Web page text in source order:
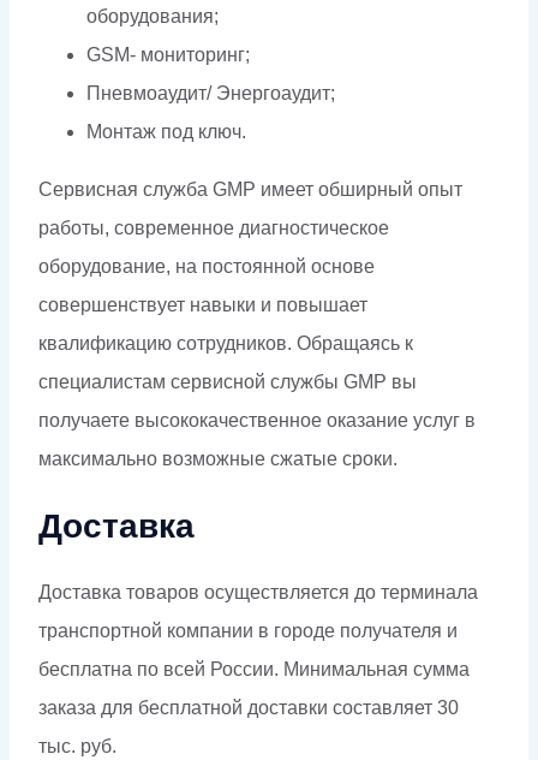
оборудования;
GSM- мониторинг;
Пневмоаудит/ Энергоаудит;
Монтаж под ключ.
Сервисная служба GMP имеет обширный опыт
работы, современное диагностическое
оборудование, на постоянной основе
совершенствует навыки и повышает
квалификацию сотрудников. Обращаясь к
специалистам сервисной службы GMP вы
получаете высококачественное оказание услуг в
максимально возможные сжатые сроки.
Доставка
Доставка товаров осуществляется до терминала
транспортной компании в городе получателя и
бесплатна по всей России. Минимальная сумма
заказа для бесплатной доставки составляет 30
тыс. руб.